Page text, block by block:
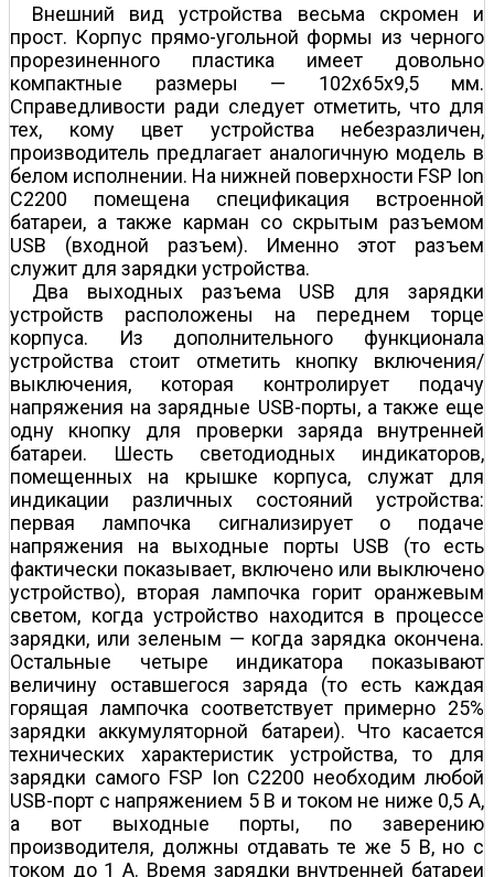
Внешний вид устройства весьма скромен и
прост. Корпус прямо-угольной формы из черного
прорезиненного пластика имеет довольно
компактные размеры — 102x65x9,5 мм.
Справедливости ради следует отметить, что для
тех, кому цвет устройства небезразличен,
производитель предлагает аналогичную модель в
белом исполнении. На нижней поверхности FSP Ion
C2200 помещена спецификация встроенной
батареи, а также карман со скрытым разъемом
USB (входной разъем). Именно этот разъем
служит для зарядки устройства.
Два выходных разъема USB для зарядки
устройств расположены на переднем торце
корпуса. Из дополнительного функционала
устройства стоит отметить кнопку включения/
выключения, которая контролирует подачу
напряжения на зарядные USB-порты, а также еще
одну кнопку для проверки заряда внутренней
батареи. Шесть светодиодных индикаторов,
помещенных на крышке корпуса, служат для
индикации различных состояний устройства:
первая лампочка сигнализирует о подаче
напряжения на выходные порты USB (то есть
фактически показывает, включено или выключено
устройство), вторая лампочка горит оранжевым
светом, когда устройство находится в процессе
зарядки, или зеленым — когда зарядка окончена.
Остальные четыре индикатора показывают
величину оставшегося заряда (то есть каждая
горящая лампочка соответствует примерно 25%
зарядки аккумуляторной батареи). Что касается
технических характеристик устройства, то для
зарядки самого FSP Ion C2200 необходим любой
USB-порт с напряжением 5 В и током не ниже 0,5 А,
а вот выходные порты, по заверению
производителя, должны отдавать те же 5 В, но с
током до 1 А. Время зарядки внутренней батареи